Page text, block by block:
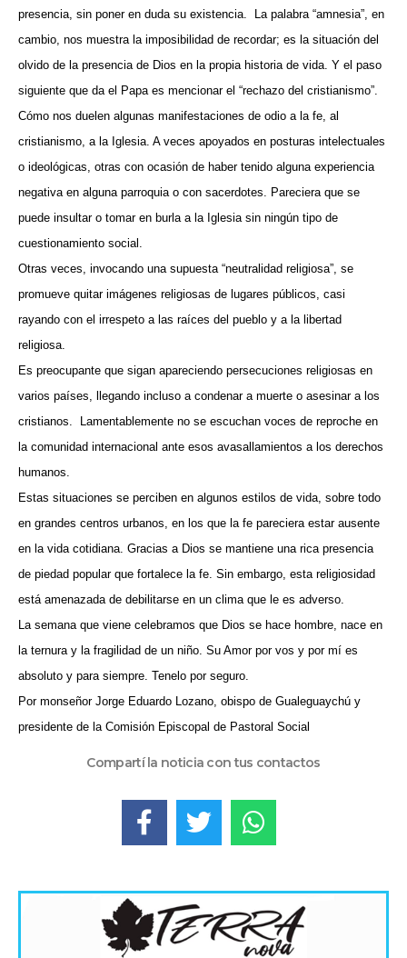
presencia, sin poner en duda su existencia.
La palabra “amnesia”, en
cambio, nos muestra la imposibilidad de recordar; es la situación del
olvido de la presencia de Dios en la propia historia de vida. Y el paso
siguiente que da el Papa es mencionar el “rechazo del cristianismo”.
Cómo nos duelen algunas manifestaciones de odio a la fe, al
cristianismo, a la Iglesia. A veces apoyados en posturas intelectuales
o ideológicas, otras con ocasión de haber tenido alguna experiencia
negativa en alguna parroquia o con sacerdotes. Pareciera que se
puede insultar o tomar en burla a la Iglesia sin ningún tipo de
cuestionamiento social.
Otras veces, invocando una supuesta “neutralidad religiosa”, se
promueve quitar imágenes religiosas de lugares públicos, casi
rayando con el irrespeto a las raíces del pueblo y a la libertad
religiosa.
Es preocupante que sigan apareciendo persecuciones religiosas en
varios países, llegando incluso a condenar a muerte o asesinar a los
cristianos.
Lamentablemente no se escuchan voces de reproche en
la comunidad internacional ante esos avasallamientos a los derechos
humanos.
Estas situaciones se perciben en algunos estilos de vida, sobre todo
en grandes centros urbanos, en los que la fe pareciera estar ausente
en la vida cotidiana. Gracias a Dios se mantiene una rica presencia
de piedad popular que fortalece la fe. Sin embargo, esta religiosidad
está amenazada de debilitarse en un clima que le es adverso.
La semana que viene celebramos que Dios se hace hombre, nace en
la ternura y la fragilidad de un niño. Su Amor por vos y por mí es
absoluto y para siempre. Tenelo por seguro.
Por monseñor Jorge Eduardo Lozano, obispo de Gualeguaychú y
presidente de la Comisión Episcopal de Pastoral Social
Compartí la noticia con tus contactos